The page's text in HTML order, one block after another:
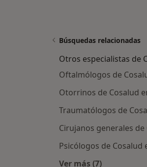
Búsquedas relacionadas
Otros especialistas de
Oftalmólogos de
Otorrinos de Cosalud
Traumatólogos de
Cirujanos generales
Psicólogos de Cosalud
Ver más (7)